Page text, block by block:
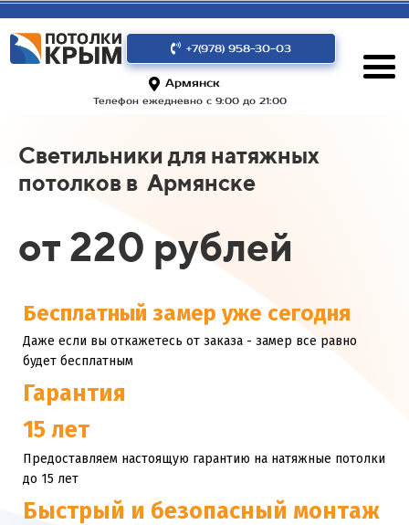
+7(978) 958-30-03
Армянск
Телефон ежедневно с 9:00 до 21:00
Светильники для натяжных
потолков в Армянске
от 220 рублей
Бесплатный замер уже сегодня
Даже если вы откажетесь от заказа - замер все равно
будет бесплатным
Гарантия
15 лет
Предоставляем настоящую гарантию на натяжные потолки
до 15 лет
Быстрый и безопасный монтаж